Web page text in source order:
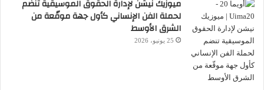
ميوزيك نيشن لإدارة الحقوق الموسيقية تنضم
لحملة الفن الإنساني كأول جهة موقّعة من
الشرق الأوسط
25 يونيو، 2026